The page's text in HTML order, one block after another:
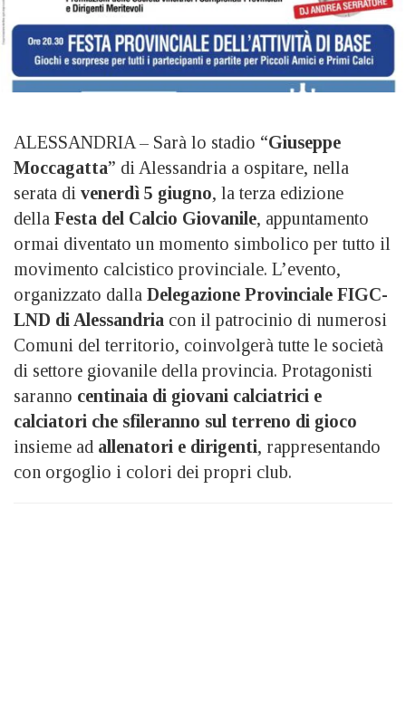
ALESSANDRIA – Sarà lo stadio “Giuseppe
Moccagatta” di Alessandria a ospitare, nella
serata di venerdì 5 giugno, la terza edizione
della Festa del Calcio Giovanile, appuntamento
ormai diventato un momento simbolico per tutto il
movimento calcistico provinciale. L’evento,
organizzato dalla Delegazione Provinciale FIGC-
LND di Alessandria con il patrocinio di numerosi
Comuni del territorio, coinvolgerà tutte le società
di settore giovanile della provincia. Protagonisti
saranno centinaia di giovani calciatrici e
calciatori che sfileranno sul terreno di gioco
insieme ad allenatori e dirigenti, rappresentando
con orgoglio i colori dei propri club.